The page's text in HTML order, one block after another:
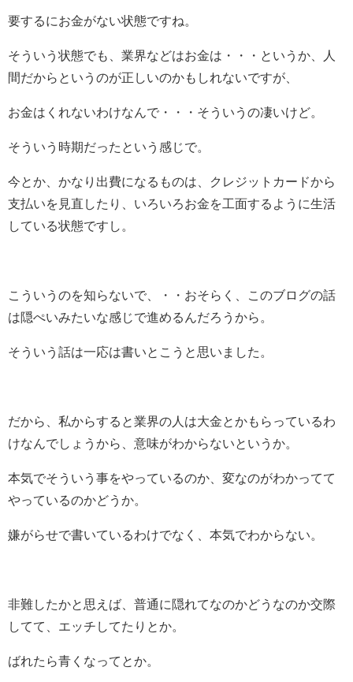
要するにお金がない状態ですね。
そういう状態でも、業界などはお金は・・・というか、人
間だからというのが正しいのかもしれないですが、
お金はくれないわけなんで・・・そういうの凄いけど。
そういう時期だったという感じで。
今とか、かなり出費になるものは、クレジットカードから
支払いを見直したり、いろいろお金を工面するように生活
している状態ですし。
こういうのを知らないで、・・おそらく、このブログの話
は隠ぺいみたいな感じで進めるんだろうから。
そういう話は一応は書いとこうと思いました。
だから、私からすると業界の人は大金とかもらっているわ
けなんでしょうから、意味がわからないというか。
本気でそういう事をやっているのか、変なのがわかってて
やっているのかどうか。
嫌がらせで書いているわけでなく、本気でわからない。
非難したかと思えば、普通に隠れてなのかどうなのか交際
してて、エッチしてたりとか。
ばれたら青くなってとか。